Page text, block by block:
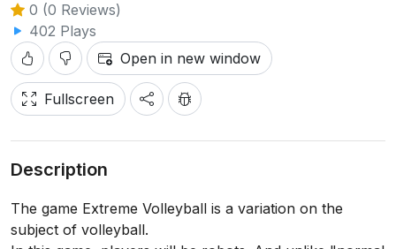
0 (0 Reviews)
402 Plays
Open in new window
Fullscreen
Description
The game Extreme Volleyball is a variation on the
subject of volleyball.